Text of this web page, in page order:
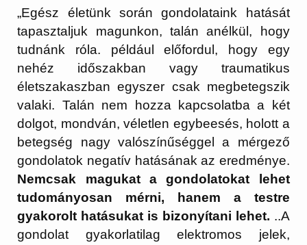
„Egész életünk során gondolataink hatását
tapasztaljuk magunkon, talán anélkül, hogy
tudnánk róla. például előfordul, hogy egy
nehéz időszakban vagy traumatikus
életszakaszban egyszer csak megbetegszik
valaki. Talán nem hozza kapcsolatba a két
dolgot, mondván, véletlen egybeesés, holott a
betegség nagy valószínűséggel a mérgező
gondolatok negatív hatásának az eredménye.
Nemcsak magukat a gondolatokat lehet
tudományosan mérni, hanem a testre
gyakorolt hatásukat is bizonyítani lehet. ..A
gondolat gyakorlatilag elektromos jelek,